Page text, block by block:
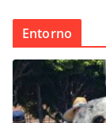
Entorno